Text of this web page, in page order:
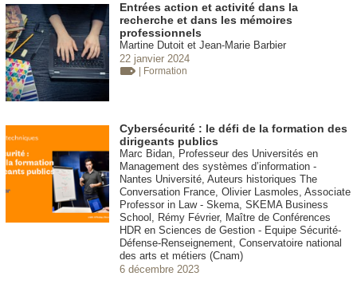
Entrées action et activité dans la
recherche et dans les mémoires
professionnels
Martine Dutoit et Jean-Marie Barbier
22 janvier 2024
| Formation
Cybersécurité : le défi de la formation des
dirigeants publics
Marc Bidan, Professeur des Universités en
Management des systèmes d’information -
Nantes Université, Auteurs historiques The
Conversation France, Olivier Lasmoles, Associate
Professor in Law - Skema, SKEMA Business
School, Rémy Février, Maître de Conférences
HDR en Sciences de Gestion - Equipe Sécurité-
Défense-Renseignement, Conservatoire national
des arts et métiers (Cnam)
6 décembre 2023